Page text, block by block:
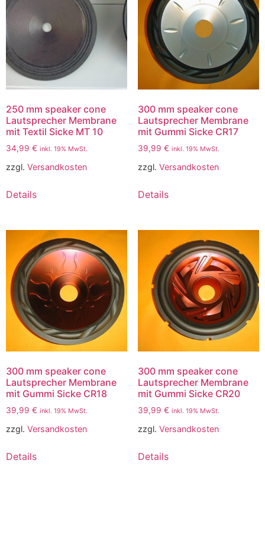
250 mm speaker cone
Lautsprecher Membrane
mit Textil Sicke MT 10
34,99 € inkl. 19% MwSt.
zzgl. Versandkosten
Details
300 mm speaker cone
Lautsprecher Membrane
mit Gummi Sicke CR17
39,99 € inkl. 19% MwSt.
zzgl. Versandkosten
Details
300 mm speaker cone
Lautsprecher Membrane
mit Gummi Sicke CR18
39,99 € inkl. 19% MwSt.
zzgl. Versandkosten
Details
300 mm speaker cone
Lautsprecher Membrane
mit Gummi Sicke CR20
39,99 € inkl. 19% MwSt.
zzgl. Versandkosten
Details